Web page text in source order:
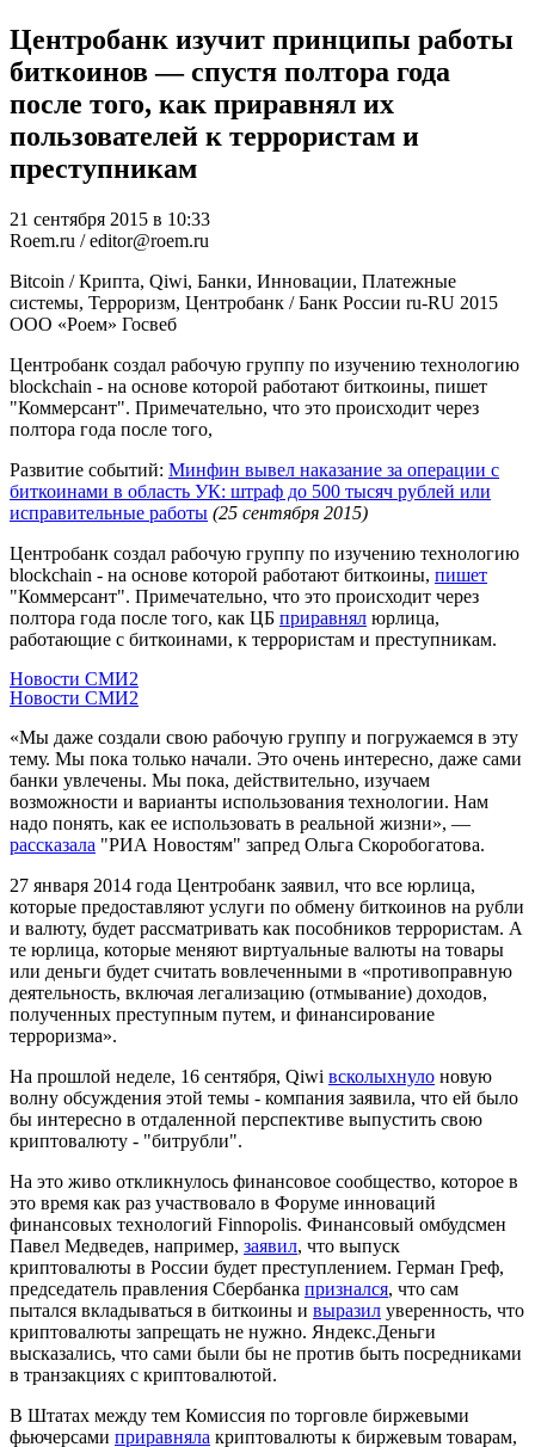
Центробанк изучит принципы работы
биткоинов — спустя полтора года
после того, как приравнял их
пользователей к террористам и
преступникам
21 сентября 2015 в 10:33
Roem.ru / editor@roem.ru
Bitcoin / Крипта, Qiwi, Банки, Инновации, Платежные
системы, Терроризм, Центробанк / Банк России ru-RU 2015
ООО «Роем» Госвеб
Центробанк создал рабочую группу по изучению технологию
blockchain - на основе которой работают биткоины, пишет
"Коммерсант". Примечательно, что это происходит через
полтора года после того,
Развитие событий: Минфин вывел наказание за операции с
биткоинами в область УК: штраф до 500 тысяч рублей или
исправительные работы (25 сентября 2015)
Центробанк создал рабочую группу по изучению технологию
blockchain - на основе которой работают биткоины, пишет
"Коммерсант". Примечательно, что это происходит через
полтора года после того, как ЦБ приравнял юрлица,
работающие с биткоинами, к террористам и преступникам.
Новости СМИ2
Новости СМИ2
«Мы даже создали свою рабочую группу и погружаемся в эту
тему. Мы пока только начали. Это очень интересно, даже сами
банки увлечены. Мы пока, действительно, изучаем
возможности и варианты использования технологии. Нам
надо понять, как ее использовать в реальной жизни», —
рассказала "РИА Новостям" запред Ольга Скоробогатова.
27 января 2014 года Центробанк заявил, что все юрлица,
которые предоставляют услуги по обмену биткоинов на рубли
и валюту, будет рассматривать как пособников террористам. А
те юрлица, которые меняют виртуальные валюты на товары
или деньги будет считать вовлеченными в «противоправную
деятельность, включая легализацию (отмывание) доходов,
полученных преступным путем, и финансирование
терроризма».
На прошлой неделе, 16 сентября, Qiwi всколыхнуло новую
волну обсуждения этой темы - компания заявила, что ей было
бы интересно в отдаленной перспективе выпустить свою
криптовалюту - "битрубли".
На это живо откликнулось финансовое сообщество, которое в
это время как раз участвовало в Форуме инноваций
финансовых технологий Finnopolis. Финансовый омбудсмен
Павел Медведев, например, заявил, что выпуск
криптовалюты в России будет преступлением. Герман Греф,
председатель правления Сбербанка признался, что сам
пытался вкладываться в биткоины и выразил уверенность, что
криптовалюты запрещать не нужно. Яндекс.Деньги
высказались, что сами были бы не против быть посредниками
в транзакциях с криптовалютой.
В Штатах между тем Комиссия по торговле биржевыми
фьючерсами приравняла криптовалюты к биржевым товарам,